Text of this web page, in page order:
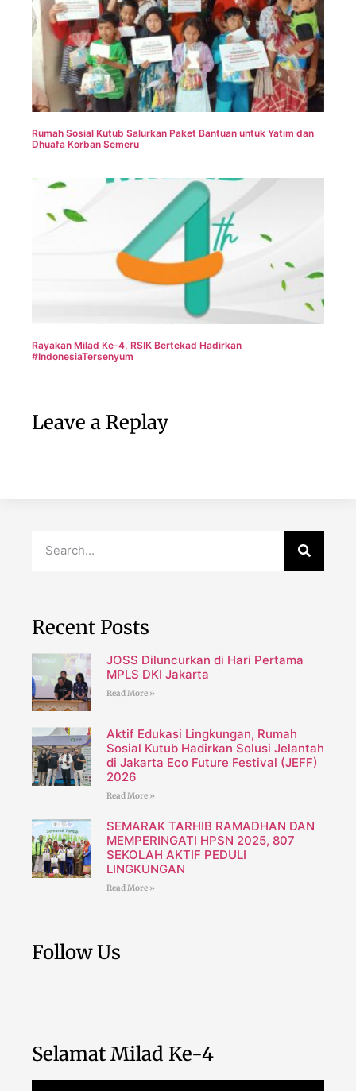
Rumah Sosial Kutub Salurkan Paket Bantuan untuk Yatim dan
Dhuafa Korban Semeru
Rayakan Milad Ke-4, RSIK Bertekad Hadirkan
#IndonesiaTersenyum
Leave a Replay
Recent Posts
JOSS Diluncurkan di Hari Pertama
MPLS DKI Jakarta
Read More »
Aktif Edukasi Lingkungan, Rumah
Sosial Kutub Hadirkan Solusi Jelantah
di Jakarta Eco Future Festival (JEFF)
2026
Read More »
SEMARAK TARHIB RAMADHAN DAN
MEMPERINGATI HPSN 2025, 807
SEKOLAH AKTIF PEDULI
LINGKUNGAN
Read More »
Follow Us
Selamat Milad Ke-4